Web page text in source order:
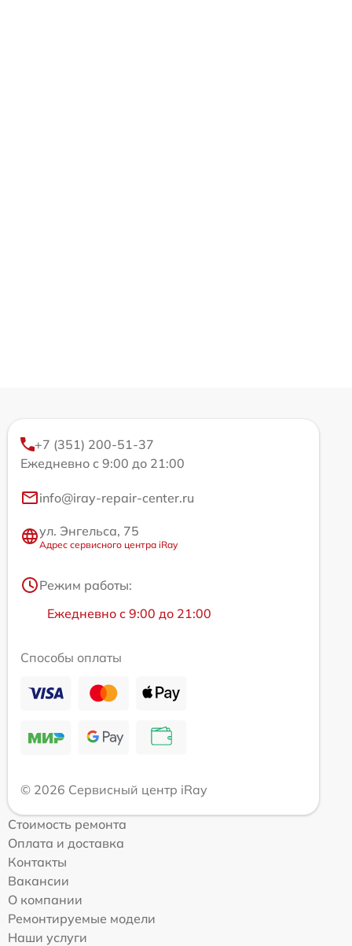
+7 (351) 200-51-37
Ежедневно с 9:00 до 21:00
info@iray-repair-center.ru
ул. Энгельса, 75
Адрес сервисного центра iRay
Режим работы:
Ежедневно с 9:00 до 21:00
Способы оплаты
© 2026 Сервисный центр iRay
Стоимость ремонта
Оплата и доставка
Контакты
Вакансии
О компании
Ремонтируемые модели
Наши услуги